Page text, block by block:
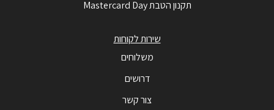
תקנון הטבת Mastercard Day
שירות לקוחות
משלוחים
דרושים
צור קשר